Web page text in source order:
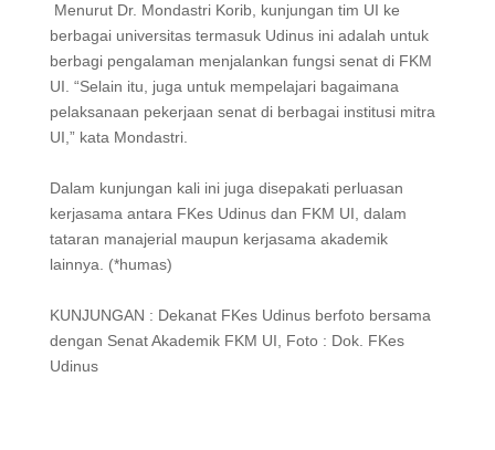
Menurut Dr. Mondastri Korib, kunjungan tim UI ke
berbagai universitas termasuk Udinus ini adalah untuk
berbagi pengalaman menjalankan fungsi senat di FKM
UI. “Selain itu, juga untuk mempelajari bagaimana
pelaksanaan pekerjaan senat di berbagai institusi mitra
UI,” kata Mondastri.
Dalam kunjungan kali ini juga disepakati perluasan
kerjasama antara FKes Udinus dan FKM UI, dalam
tataran manajerial maupun kerjasama akademik
lainnya. (*humas)
KUNJUNGAN : Dekanat FKes Udinus berfoto bersama
dengan Senat Akademik FKM UI, Foto : Dok. FKes
Udinus